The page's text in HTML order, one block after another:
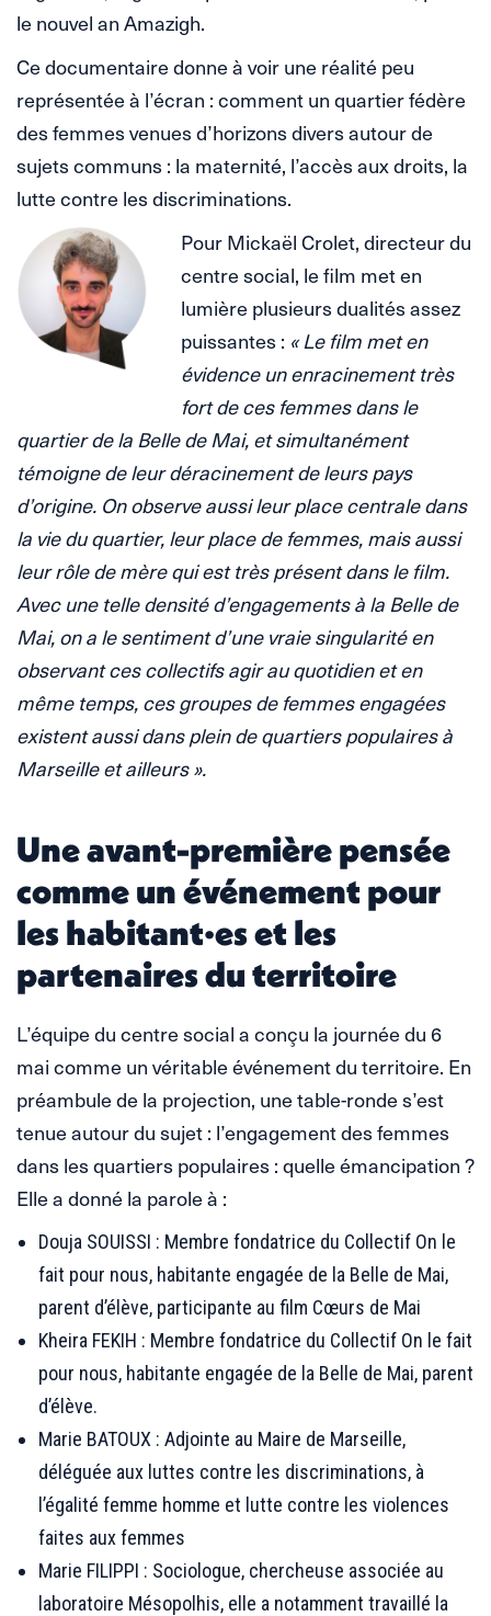
le nouvel an Amazigh.
Ce documentaire donne à voir une réalité peu
représentée à l’écran : comment un quartier fédère
des femmes venues d’horizons divers autour de
sujets communs : la maternité, l’accès aux droits, la
lutte contre les discriminations.
Pour Mickaël Crolet, directeur du
centre social, le film met en
lumière plusieurs dualités assez
puissantes : « Le film met en
évidence un enracinement très
fort de ces femmes dans le
quartier de la Belle de Mai, et simultanément
témoigne de leur déracinement de leurs pays
d’origine. On observe aussi leur place centrale dans
la vie du quartier, leur place de femmes, mais aussi
leur rôle de mère qui est très présent dans le film.
Avec une telle densité d’engagements à la Belle de
Mai, on a le sentiment d’une vraie singularité en
observant ces collectifs agir au quotidien et en
même temps, ces groupes de femmes engagées
existent aussi dans plein de quartiers populaires à
Marseille et ailleurs ».
Une avant-première pensée
comme un événement pour
les habitant·es et les
partenaires du territoire
L’équipe du centre social a conçu la journée du 6
mai comme un véritable événement du territoire. En
préambule de la projection, une table-ronde s’est
tenue autour du sujet : l’engagement des femmes
dans les quartiers populaires : quelle émancipation ?
Elle a donné la parole à :
Douja SOUISSI : Membre fondatrice du Collectif On le
fait pour nous, habitante engagée de la Belle de Mai,
parent d’élève, participante au film Cœurs de Mai
Kheira FEKIH : Membre fondatrice du Collectif On le fait
pour nous, habitante engagée de la Belle de Mai, parent
d’élève.
Marie BATOUX : Adjointe au Maire de Marseille,
déléguée aux luttes contre les discriminations, à
l’égalité femme homme et lutte contre les violences
faites aux femmes
Marie FILIPPI : Sociologue, chercheuse associée au
laboratoire Mésopolhis, elle a notamment travaillé la